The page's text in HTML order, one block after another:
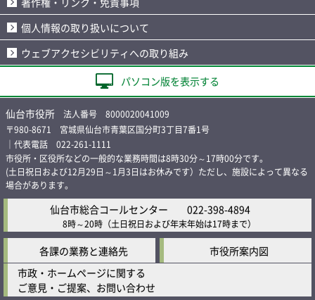
個人情報の取り扱いについて
ウェブアクセシビリティへの取り組み
パソコン版を表示する
仙台市役所 法人番号 8000020041009
〒980-8671 宮城県仙台市青葉区国分町3丁目7番1号
｜代表電話 022-261-1111
市役所・区役所などの一般的な業務時間は8時30分～17時00分です。
(土日祝日および12月29日～1月3日はお休みです）ただし、施設によって異なる
場合があります。
仙台市総合コールセンター 022-398-4894
8時～20時 （土日祝日および年末年始は17時まで）
各課の業務と連絡先
市役所案内図
市政・ホームページに関する
ご意見・ご提案、お問い合わせ